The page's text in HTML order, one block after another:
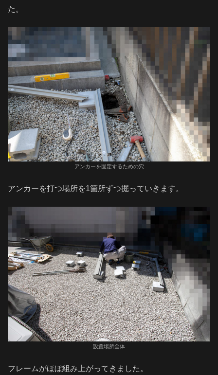
た。
アンカーを固定するための穴
アンカーを打つ場所を1箇所ずつ掘っていきます。
設置場所全体
フレームがほぼ組み上がってきました。